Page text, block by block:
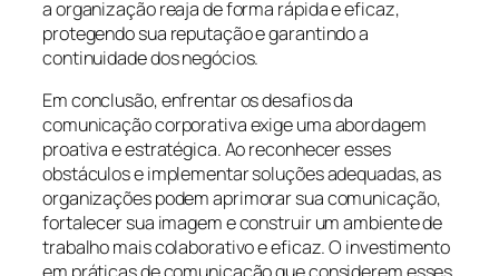
a organização reaja de forma rápida e eficaz,
protegendo sua reputação e garantindo a
continuidade dos negócios.
Em conclusão, enfrentar os desafios da
comunicação corporativa exige uma abordagem
proativa e estratégica. Ao reconhecer esses
obstáculos e implementar soluções adequadas, as
organizações podem aprimorar sua comunicação,
fortalecer sua imagem e construir um ambiente de
trabalho mais colaborativo e eficaz. O investimento